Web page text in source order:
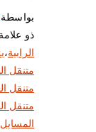
بواسطة
ذو علامة
الرابية،
متنقل
متنقل
متنقل
المسايل